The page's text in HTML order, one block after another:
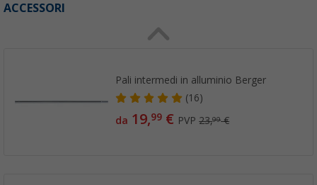
ACCESSORI
Pali intermedi in alluminio Berger
(16)
da 19,99 € PVP23,99€